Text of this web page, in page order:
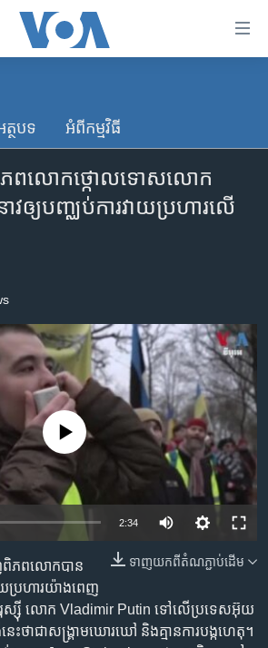
ត្ថបទ​ អំពី​កម្មវិធី​
ភពលោក​ថ្កោលទោស​លោក
វ​ឲ្យ​បញ្ឈប់​ការ​វាយប្រហារ​លើ​
source currently available
2:34
ទាញ​យក​ពី​តំណភ្ជាប់​ដើម
ពិភពលោក​បាន​
ប្រហារ​យ៉ាង​ពេញ​
ស្ស៊ី លោក Vladimir Putin ទៅ​លើ​ប្រទេស​អ៊ុយ
ះ​ថា​ជា​សង្គ្រាម​ឃោរឃៅ និង​គ្មាន​ការ​បង្ក​ហេតុ។